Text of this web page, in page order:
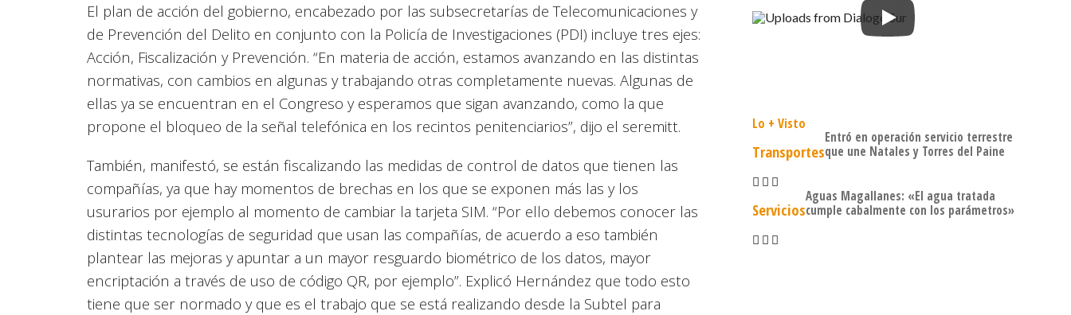
El plan de acción del gobierno, encabezado por las subsecretarías de Telecomunicaciones y
de Prevención del Delito en conjunto con la Policía de Investigaciones (PDI) incluye tres ejes:
Acción, Fiscalización y Prevención. “En materia de acción, estamos avanzando en las distintas
normativas, con cambios en algunas y trabajando otras completamente nuevas. Algunas de
ellas ya se encuentran en el Congreso y esperamos que sigan avanzando, como la que
propone el bloqueo de la señal telefónica en los recintos penitenciarios”, dijo el seremitt.
También, manifestó, se están fiscalizando las medidas de control de datos que tienen las
compañías, ya que hay momentos de brechas en los que se exponen más las y los
usurarios por ejemplo al momento de cambiar la tarjeta SIM. “Por ello debemos conocer las
distintas tecnologías de seguridad que usan las compañías, de acuerdo a eso también
plantear las mejoras y apuntar a un mayor resguardo biométrico de los datos, mayor
encriptación a través de uso de código QR, por ejemplo”. Explicó Hernández que todo esto
tiene que ser normado y que es el trabajo que se está realizando desde la Subtel para
Lo + Visto
Transportes
Entró en operación servicio terrestre
que une Natales y Torres del Paine
Servicios
Aguas Magallanes: «El agua tratada
cumple cabalmente con los parámetros»